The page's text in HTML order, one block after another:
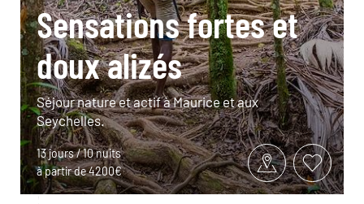
Sensations fortes et
doux alizés
Séjour nature et actif à Maurice et aux
Seychelles.
13 jours / 10 nuits
à partir de 4200€